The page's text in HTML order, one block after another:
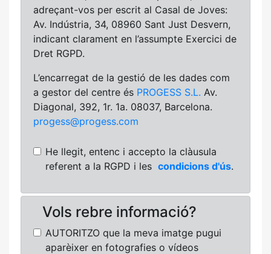
adreçant-vos per escrit al Casal de Joves:
Av. Indústria, 34, 08960 Sant Just Desvern,
indicant clarament en l’assumpte Exercici de
Dret RGPD.
L’encarregat de la gestió de les dades com
a gestor del centre és PROGESS S.L. Av.
Diagonal, 392, 1r. 1a. 08037, Barcelona.
progess@progess.com
He llegit, entenc i accepto la clàusula
referent a la RGPD i les condicions d'ús.
Vols rebre informació?
AUTORITZO que la meva imatge pugui
aparèixer en fotografies o vídeos